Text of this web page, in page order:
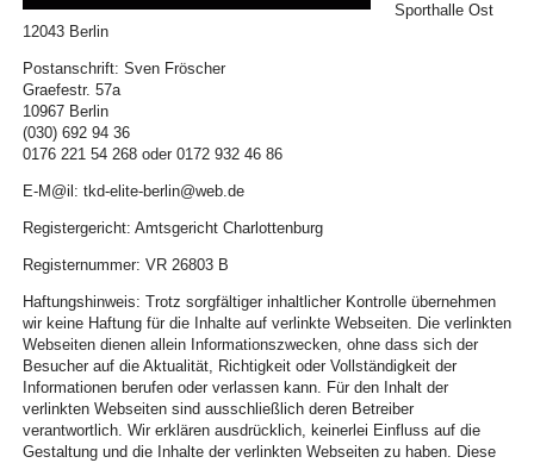
Sporthalle Ost
12043 Berlin
Postanschrift: Sven Fröscher
Graefestr. 57a
10967 Berlin
(030) 692 94 36
0176 221 54 268 oder 0172 932 46 86
E-M@il: tkd-elite-berlin@web.de
Registergericht: Amtsgericht Charlottenburg
Registernummer: VR 26803 B
Haftungshinweis: Trotz sorgfältiger inhaltlicher Kontrolle übernehmen
wir keine Haftung für die Inhalte auf verlinkte Webseiten. Die verlinkten
Webseiten dienen allein Informationszwecken, ohne dass sich der
Besucher auf die Aktualität, Richtigkeit oder Vollständigkeit der
Informationen berufen oder verlassen kann. Für den Inhalt der
verlinkten Webseiten sind ausschließlich deren Betreiber
verantwortlich. Wir erklären ausdrücklich, keinerlei Einfluss auf die
Gestaltung und die Inhalte der verlinkten Webseiten zu haben. Diese